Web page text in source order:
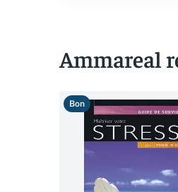
Ammareal
Bon